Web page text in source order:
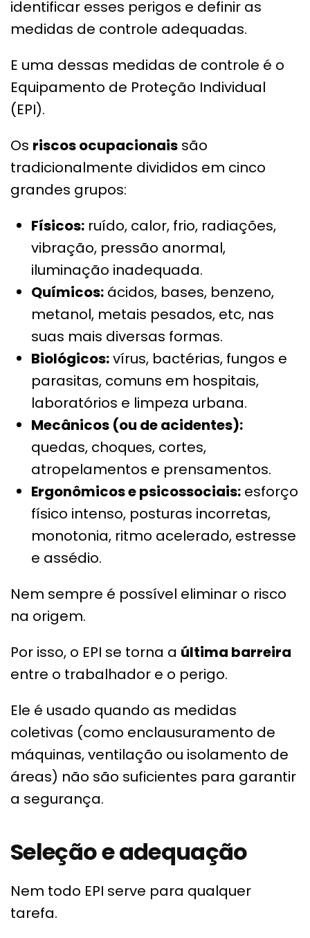
identificar esses perigos e definir as
medidas de controle adequadas.
E uma dessas medidas de controle é o
Equipamento de Proteção Individual
(EPI).
Os riscos ocupacionais são
tradicionalmente divididos em cinco
grandes grupos:
Físicos: ruído, calor, frio, radiações,
vibração, pressão anormal,
iluminação inadequada.
Químicos: ácidos, bases, benzeno,
metanol, metais pesados, etc, nas
suas mais diversas formas.
Biológicos:vírus, bactérias, fungos e
parasitas, comuns em hospitais,
laboratórios e limpeza urbana.
Mecânicos (ou de acidentes):
quedas, choques, cortes,
atropelamentos e prensamentos.
Ergonômicos e psicossociais: esforço
físico intenso, posturas incorretas,
monotonia, ritmo acelerado, estresse
e assédio.
Nem sempre é possível eliminar o risco
na origem.
Por isso, o EPI se torna a última barreira
entre o trabalhador e o perigo.
Ele é usado quando as medidas
coletivas (como enclausuramento de
máquinas, ventilação ou isolamento de
áreas) não são suficientes para garantir
a segurança.
Seleção e adequação
Nem todo EPI serve para qualquer
tarefa.